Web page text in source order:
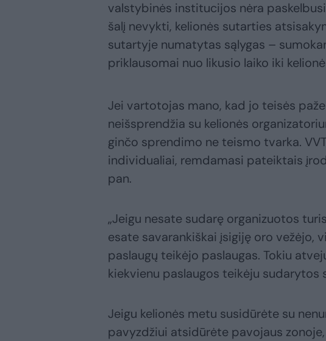
valstybinės institucijos nėra
šalį nevykti, kelionės sutarties
sutartyje numatytas sąlygas –
priklausomai nuo likusio laiko iki
Jei vartotojas mano, kad jo teisės
neišsprendžia su kelionės
ginčo sprendimo ne teismo tvarka.
individualiai, remdamasi pateiktais
pan.
„Jeigu nesate sudarę organizuotos
esate savarankiškai įsigiję oro vežėjo,
paslaugų teikėjo paslaugas. Tokiu
kiekvienu paslaugos teikėju sudarytos
Jeigu kelionės metu susidūrėte su
pavyzdžiui atsidūrėte pavojaus